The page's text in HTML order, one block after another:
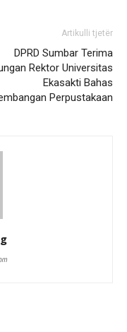
Artikulli tjetër
DPRD Sumbar Terima
Rektor Universitas
Ekasakti Bahas
Perpustakaan